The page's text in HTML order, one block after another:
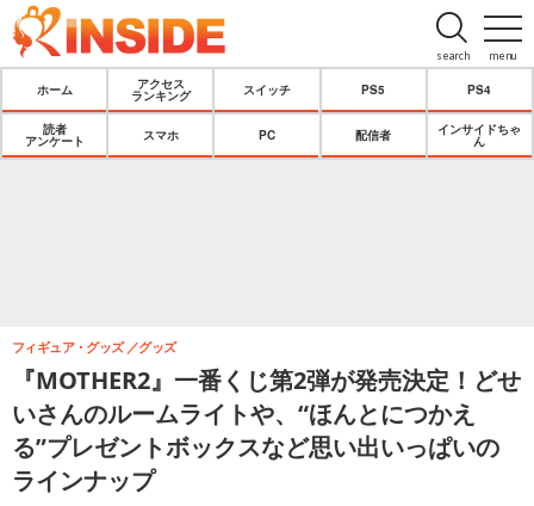
menu
search
ホーム
アクセス
ランキング
スイッチ PS5 PS4
読者
アンケート
スマホ PC 配信者
インサイドちゃ
ん
『MOTHER2』一番くじ第2弾が発売決定！どせ
いさんのルームライトや、“ほんとにつかえ
る”プレゼントボックスなど思い出いっぱいの
ラインナップ
フィギュア・グッズ グッズ